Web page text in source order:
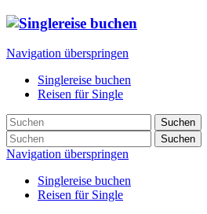
Navigation überspringen
Singlereise buchen
Reisen für Single
Suchen
Suchen
Navigation überspringen
Singlereise buchen
Reisen für Single